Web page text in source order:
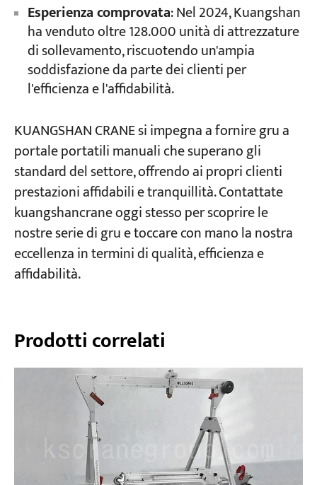
Esperienza comprovata: Nel 2024, Kuangshan
ha venduto oltre 128.000 unità di attrezzature
di sollevamento, riscuotendo un'ampia
soddisfazione da parte dei clienti per
l'efficienza e l'affidabilità.
KUANGSHAN CRANE si impegna a fornire gru a
portale portatili manuali che superano gli
standard del settore, offrendo ai propri clienti
prestazioni affidabili e tranquillità. Contattate
kuangshancrane oggi stesso per scoprire le
nostre serie di gru e toccare con mano la nostra
eccellenza in termini di qualità, efficienza e
affidabilità.
Prodotti correlati